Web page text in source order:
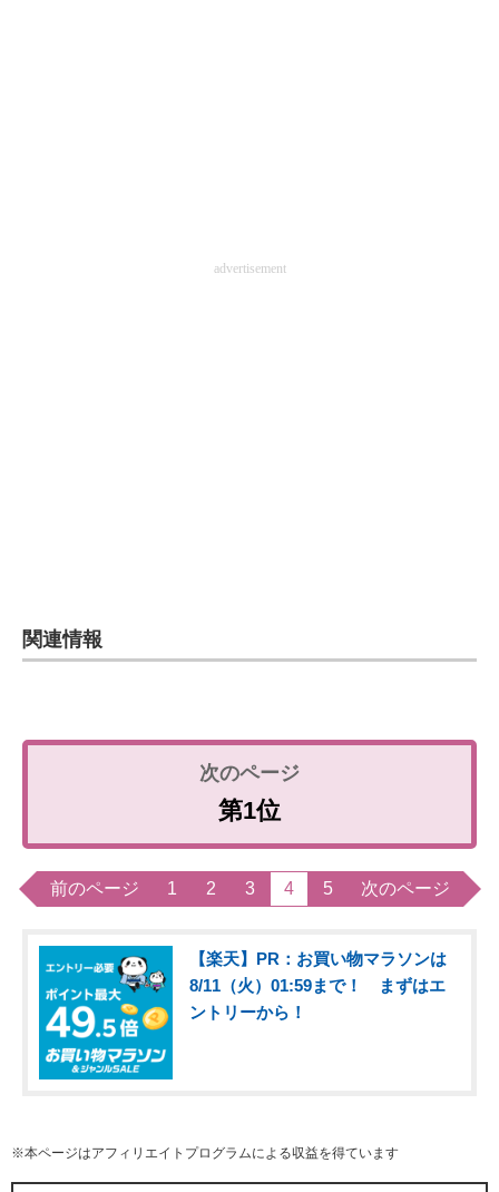
advertisement
関連情報
第1位
前のページ 1 2 3 4 5 次のページ
【楽天】PR：お買い物マラソンは
8/11（火）01:59まで！ まずはエ
ントリーから！
※本ページはアフィリエイトプログラムによる収益を得ています